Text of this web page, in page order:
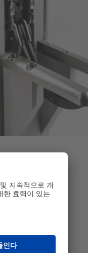
설정됩니다.
다.
입니다.
다.